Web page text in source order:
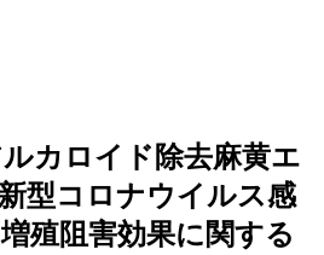
カロイド除去麻黄エ
型コロナウイルス感
殖阻害効果に関する